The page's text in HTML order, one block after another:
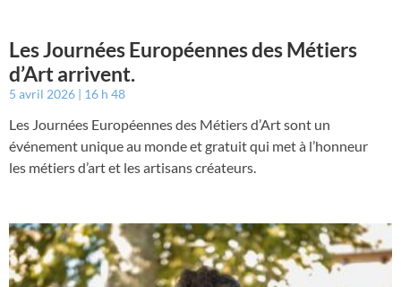
Les Journées Européennes des Métiers
d’Art arrivent.
5 avril 2026 16 h 48
Les Journées Européennes des Métiers d’Art sont un
événement unique au monde et gratuit qui met à l’honneur
les métiers d’art et les artisans créateurs.